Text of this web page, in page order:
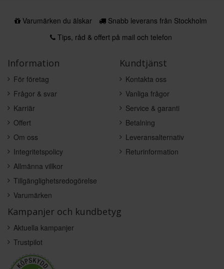
Varumärken du älskar
Snabb leverans från Stockholm
Tips, råd & offert på mail och telefon
Information
För företag
Frågor & svar
Karriär
Offert
Om oss
Integritetspolicy
Allmänna villkor
Tillgänglighetsredogörelse
Varumärken
Kundtjänst
Kontakta oss
Vanliga frågor
Service & garanti
Betalning
Leveransalternativ
Returinformation
Kampanjer och kundbetyg
Aktuella kampanjer
Trustpilot